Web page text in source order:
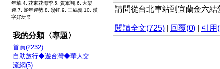
年華,4. 花東花海季,5. 賀軍翔,6. 大樂
透,7. 蛇年運勢,8. 翁虹,9. 三絲羹,10. 漢
字好玩節
我的分類〈專題〉
首頁(2232)
自助旅行◆遊台灣◆華人交
流網(5)
請問從台北車站到宜蘭金六結
閱讀全文(725)| 回覆(0)| 引用